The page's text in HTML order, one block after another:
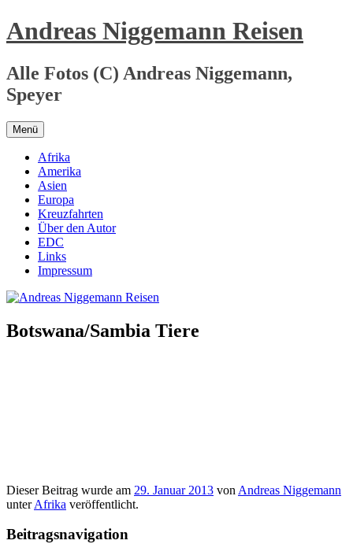
Zum
Inhalt
Andreas Niggemann Reisen
Alle Fotos (C) Andreas Niggemann,
Speyer
Menü
Afrika
Amerika
Asien
Europa
Kreuzfahrten
Über den Autor
EDC
Links
Impressum
Botswana/Sambia Tiere
Dieser Beitrag wurde am 29. Januar 2013 von Andreas Niggemann
unterAfrika veröffentlicht.
Beitragsnavigation